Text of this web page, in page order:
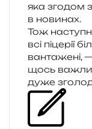
яка зго­дом
в новинах.
Тож
всі піце­рії
ван­та­же­ні,
щось
дуже